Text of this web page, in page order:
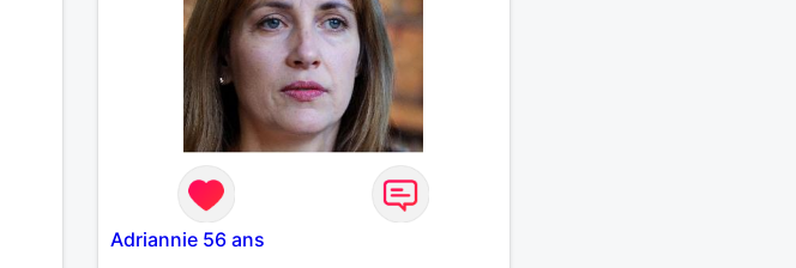
Adriannie 56 ans